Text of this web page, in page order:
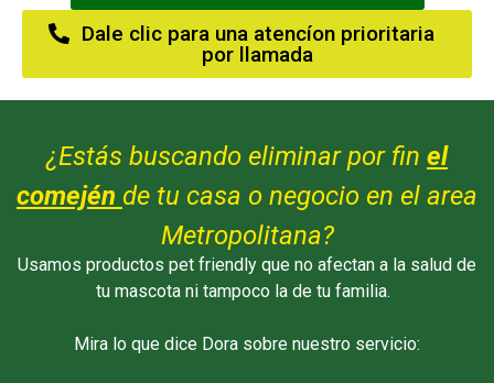
Dale clic para una atencíon prioritaria
por llamada
¿Estás buscando eliminar por fin el
comején de tu casa o negocio en el area
Metropolitana?
Usamos productos pet friendly que no afectan a la salud de
tu mascota ni tampoco la de tu familia.
Mira lo que dice Dora sobre nuestro servicio: